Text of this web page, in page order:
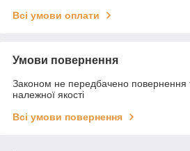
Всі умови оплати
Умови повернення
Законом не передбачено повернення
належної якості
Всі умови повернення